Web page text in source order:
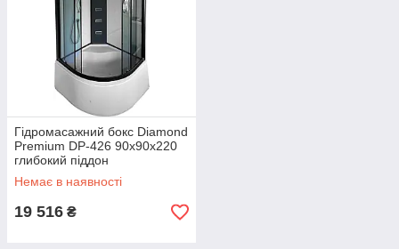
Гідромасажний бокс Diamond
Premium DP-426 90x90x220
глибокий піддон
Немає в наявності
19 516 ₴